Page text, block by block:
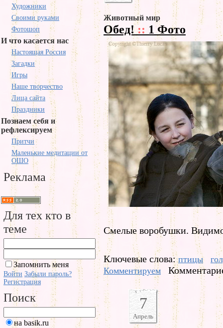
Художники
Своими руками
Фотошоп
И что касается нас
Настоящая Россия
Загадки
Игры
Наше творчество
Лица сайта
Праздники
Познаем себя и
рефлексируем
Притчи
Маленькие медитации от
ОШО
Реклама
Для тех кто в
теме
Запомнить меня
Войти Забыли пароль?
Регистрация
Поиск
на basik.ru
Животный мир
Обед!:: 1 Фото
Смелые воробушки.
Ключевые слова:птицы
Комментируем
7
Апрель